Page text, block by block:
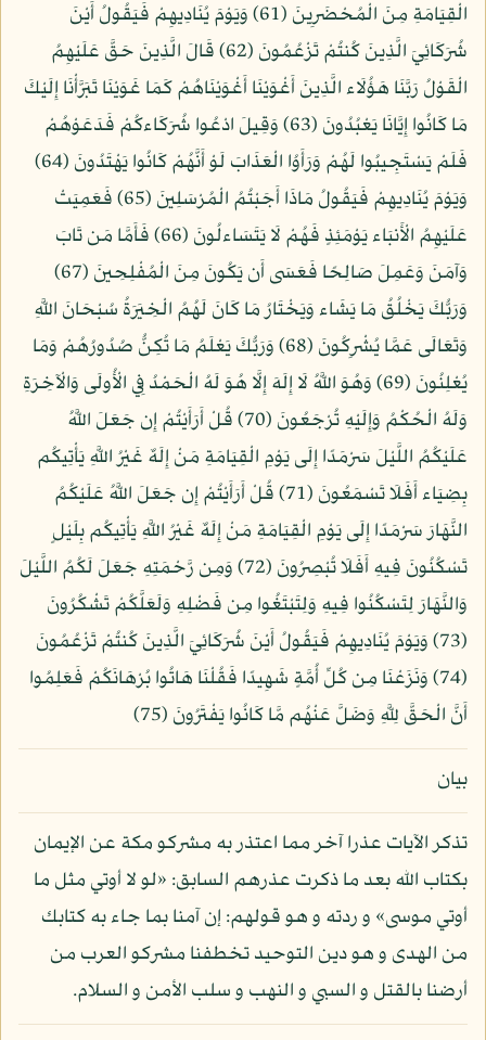
الْقِيَامَةِ مِنَ الْمُحْضَرِينَ (61) وَيَوْمَ يُنَادِيهِمْ فَيَقُولُ أَيْنَ
شُرَكَائِيَ الَّذِينَ كُنتُمْ تَزْعُمُونَ (62) قَالَ الَّذِينَ حَقَّ عَلَيْهِمُ
الْقَوْلُ رَبَّنَا هَؤُلَاء الَّذِينَ أَغْوَيْنَا أَغْوَيْنَاهُمْ كَمَا غَوَيْنَا تَبَرَّأْنَا إِلَيْكَ
مَا كَانُوا إِيَّانَا يَعْبُدُونَ (63) وَقِيلَ ادْعُوا شُرَكَاءكُمْ فَدَعَوْهُمْ
فَلَمْ يَسْتَجِيبُوا لَهُمْ وَرَأَوُا الْعَذَابَ لَوْ أَنَّهُمْ كَانُوا يَهْتَدُونَ (64)
وَيَوْمَ يُنَادِيهِمْ فَيَقُولُ مَاذَا أَجَبْتُمُ الْمُرْسَلِينَ (65) فَعَمِيَتْ
عَلَيْهِمُ الْأَنبَاء يَوْمَئِذٍ فَهُمْ لَا يَتَسَاءلُونَ (66) فَأَمَّا مَن تَابَ
وَآمَنَ وَعَمِلَ صَالِحًا فَعَسَى أَن يَكُونَ مِنَ الْمُفْلِحِينَ (67)
وَرَبُّكَ يَخْلُقُ مَا يَشَاء وَيَخْتَارُ مَا كَانَ لَهُمُ الْخِيَرَةُ سُبْحَانَ اللَّهِ
وَتَعَالَى عَمَّا يُشْرِكُونَ (68) وَرَبُّكَ يَعْلَمُ مَا تُكِنُّ صُدُورُهُمْ وَمَا
يُعْلِنُونَ (69) وَهُوَ اللَّهُ لَا إِلَهَ إِلَّا هُوَ لَهُ الْحَمْدُ فِي الْأُولَى وَالْآخِرَةِ
وَلَهُ الْحُكْمُ وَإِلَيْهِ تُرْجَعُونَ (70) قُلْ أَرَأَيْتُمْ إِن جَعَلَ اللَّهُ
عَلَيْكُمُ اللَّيْلَ سَرْمَدًا إِلَى يَوْمِ الْقِيَامَةِ مَنْ إِلَهٌ غَيْرُ اللَّهِ يَأْتِيكُم
بِضِيَاء أَفَلَا تَسْمَعُونَ (71) قُلْ أَرَأَيْتُمْ إِن جَعَلَ اللَّهُ عَلَيْكُمُ
النَّهَارَ سَرْمَدًا إِلَى يَوْمِ الْقِيَامَةِ مَنْ إِلَهٌ غَيْرُ اللَّهِ يَأْتِيكُم بِلَيْلٍ
تَسْكُنُونَ فِيهِ أَفَلَا تُبْصِرُونَ (72) وَمِن رَّحْمَتِهِ جَعَلَ لَكُمُ اللَّيْلَ
وَالنَّهَارَ لِتَسْكُنُوا فِيهِ وَلِتَبْتَغُوا مِن فَضْلِهِ وَلَعَلَّكُمْ تَشْكُرُونَ
(73) وَيَوْمَ يُنَادِيهِمْ فَيَقُولُ أَيْنَ شُرَكَائِيَ الَّذِينَ كُنتُمْ تَزْعُمُونَ
(74) وَنَزَعْنَا مِن كُلِّ أُمَّةٍ شَهِيدًا فَقُلْنَا هَاتُوا بُرْهَانَكُمْ فَعَلِمُوا
أَنَّ الْحَقَّ لِلَّهِ وَضَلَّ عَنْهُم مَّا كَانُوا يَفْتَرُونَ (75)
بيان
تذكر الآيات عذرا آخر مما اعتذر به مشركو مكة عن الإيمان
بكتاب الله بعد ما ذكرت عذرهم السابق: «لو لا أوتي مثل ما
أوتي موسى» و ردته و هو قولهم: إن آمنا بما جاء به كتابك
من الهدى و هو دين التوحيد تخطفنا مشركو العرب من
أرضنا بالقتل و السبي و النهب و سلب الأمن و السلام.